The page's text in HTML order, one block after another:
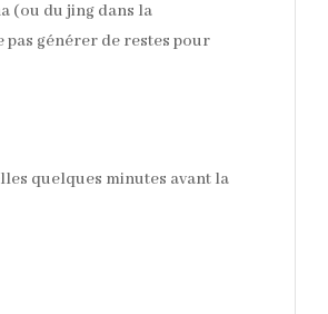
(ou du jing dans la
pas générer de restes pour
quelques minutes avant la